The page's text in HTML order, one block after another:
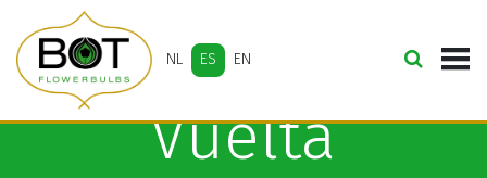
NL ES EN
Vuelta